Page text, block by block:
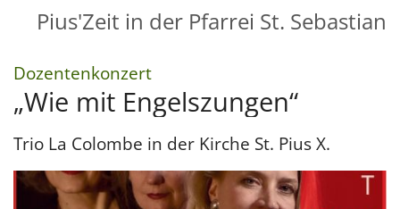
Pius'Zeit in der Pfarrei St. Sebastian
Dozentenkonzert:
„Wie mit Engelszungen“
Trio La Colombe in der Kirche St. Pius X.